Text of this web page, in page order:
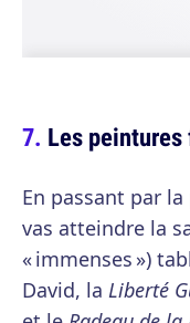
Les
En passant par
vas atteindre la
« immenses »)
David, la Liberté